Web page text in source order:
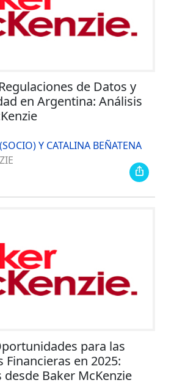
de Datos y
en Argentina: Análisis
Y CATALINA BEÑATENA
para las
en 2025:
desde Baker McKenzie